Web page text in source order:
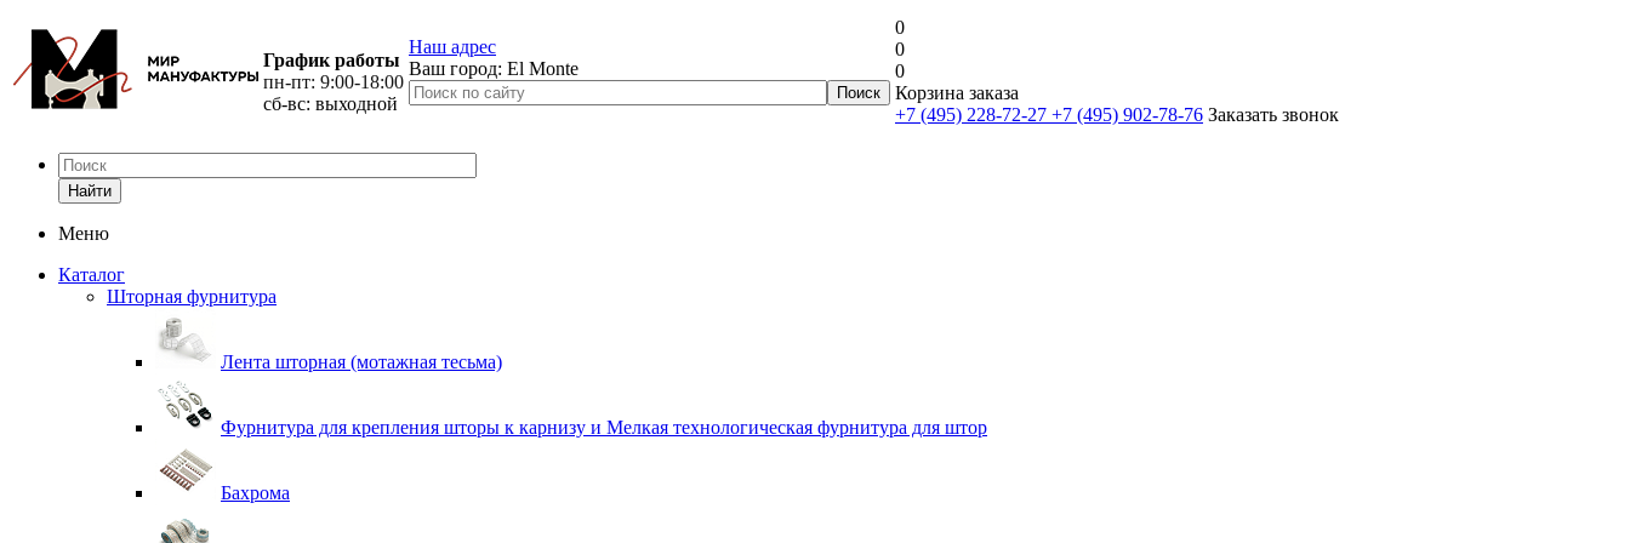
График работы
пн-пт: 9:00-18:00
сб-вс: выходной
Наш адрес
Ваш город: El Monte
0
0
0
Корзина заказа
+7 (495) 228-72-27 +7 (495) 902-78-76 Заказать звонок
Найти
Меню
Каталог
Шторная фурнитура
Лента шторная (мотажная тесьма)
Фурнитура для крепления шторы к карнизу и Мелкая технологическая фурнитура для штор
Бахрома